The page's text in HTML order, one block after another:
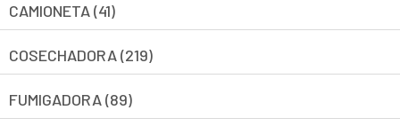
CAMIONETA (41)
COSECHADORA (219)
FUMIGADORA (89)